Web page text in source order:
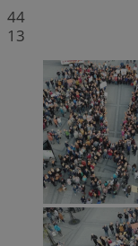
44
13